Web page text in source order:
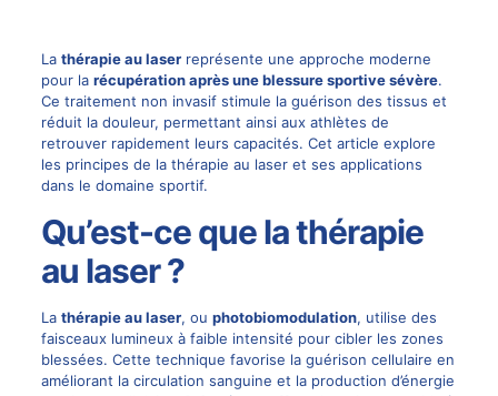
La thérapie au laserreprésente une approche moderne
pour la récupération après une blessure sportive sévère.
Ce traitement non invasif stimule la guérison des tissus et
réduit la douleur, permettant ainsi aux athlètes de
retrouver rapidement leurs capacités. Cet article explore
les principes de la thérapie au laser et ses applications
dans le domaine sportif.
Qu’est-ce que la thérapie
au laser ?
La thérapie au laser, ou photobiomodulation, utilise des
faisceaux lumineux à faible intensité pour cibler les zones
blessées. Cette technique favorise la guérison cellulaire en
améliorant la circulation sanguine et la production d’énergie